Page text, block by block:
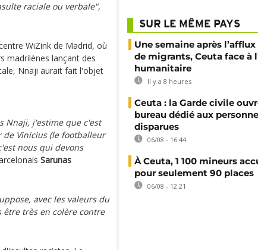
raciale ou verbale",
WiZink de Madrid, où
madrilènes lançant des
Nnaji aurait fait l'objet
Nnaji, j'estime que c'est
de Vinicius (le footballeur
nous qui devons
Sarunas
avec les valeurs du
être très en colère contre
SUR LE MÊME PAYS
Une semaine après
de migrants, Ceuta face à
humanitaire
Il y a 8 heures
Ceuta : la Garde civile
bureau dédié aux
disparues
06/08 - 16:44
À Ceuta, 1 100 mineurs
pour seulement 90 places
06/08 - 12:21